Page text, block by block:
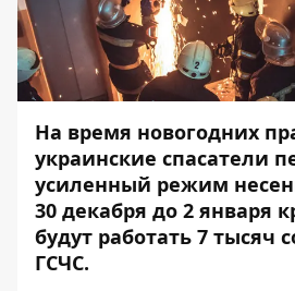
На время новогодних
украинские спасатели
усиленный режим
30 декабря до 2 января
будут работать 7 тысяч
ГСЧС.